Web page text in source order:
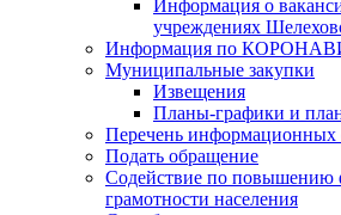
Информация о
учреждениях
Информация по
Муниципальные закупки
Извещения
Планы-графики и
Перечень информационных
Подать обращение
Содействие по повышению
грамотности населения